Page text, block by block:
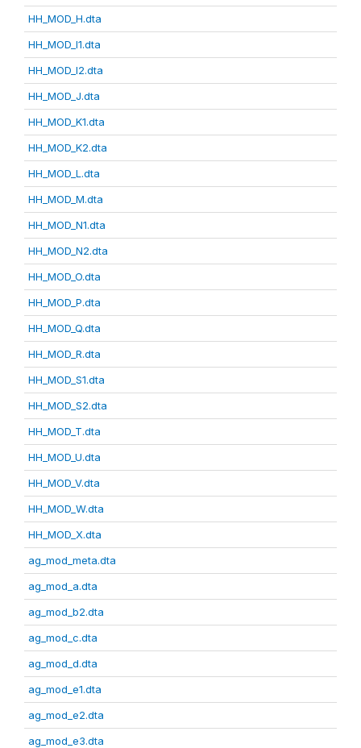
HH_MOD_H.dta
HH_MOD_I1.dta
HH_MOD_I2.dta
HH_MOD_J.dta
HH_MOD_K1.dta
HH_MOD_K2.dta
HH_MOD_L.dta
HH_MOD_M.dta
HH_MOD_N1.dta
HH_MOD_N2.dta
HH_MOD_O.dta
HH_MOD_P.dta
HH_MOD_Q.dta
HH_MOD_R.dta
HH_MOD_S1.dta
HH_MOD_S2.dta
HH_MOD_T.dta
HH_MOD_U.dta
HH_MOD_V.dta
HH_MOD_W.dta
HH_MOD_X.dta
ag_mod_meta.dta
ag_mod_a.dta
ag_mod_b2.dta
ag_mod_c.dta
ag_mod_d.dta
ag_mod_e1.dta
ag_mod_e2.dta
ag_mod_e3.dta